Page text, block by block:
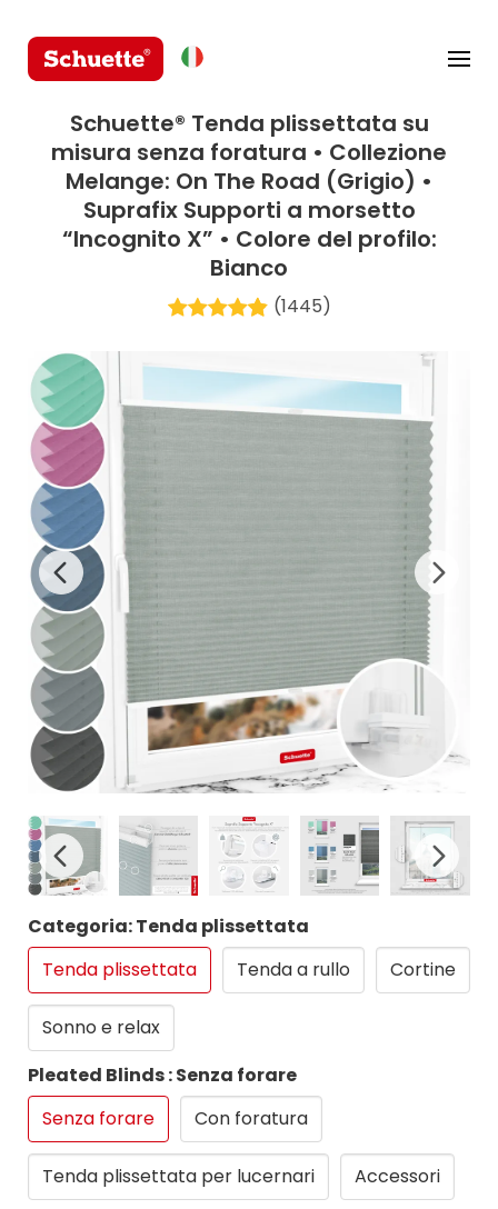
Schuette® Tenda plissettata su
misura senza foratura • Collezione
Melange: On The Road (Grigio) •
Suprafix Supporti a morsetto
“Incognito X” • Colore del profilo:
Bianco
(1445)
Categoria: Tenda plissettata
Tenda plissettata
Tenda a rullo Cortine
Sonno e relax
Pleated Blinds : Senza forare
Senza forare
Con foratura
Tenda plissettata per lucernari
Accessori